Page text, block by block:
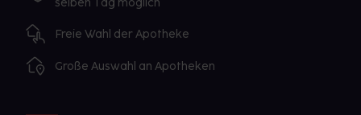
selben Tag möglich
Freie Wahl der Apotheke
Große Auswahl an Apotheken